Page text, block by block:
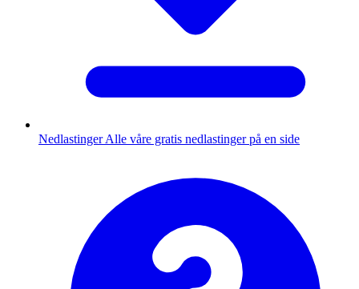
Nedlastinger Alle våre gratis nedlastinger på en side